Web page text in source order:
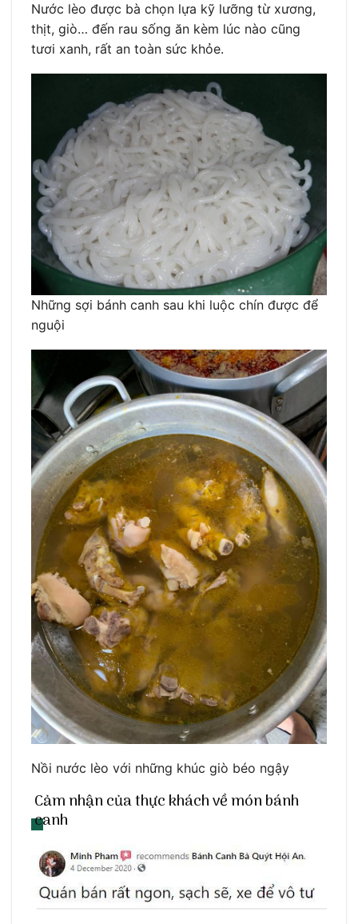
Nước lèo được bà chọn lựa kỹ lưỡng từ xương,
thịt, giò… đến rau sống ăn kèm lúc nào cũng
tươi xanh, rất an toàn sức khỏe.
Những sợi bánh canh sau khi luộc chín được để
nguội
Nồi nước lèo với những khúc giò béo ngậy
Cảm nhận của thực khách về món bánh
canh